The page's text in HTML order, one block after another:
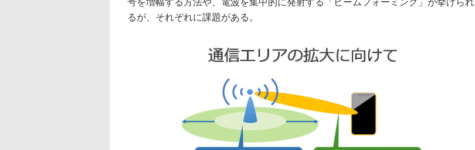
号を増幅する方法や、電波を集中的に発射する「ビームフォーミング」が挙げられ
るが、それぞれに課題がある。